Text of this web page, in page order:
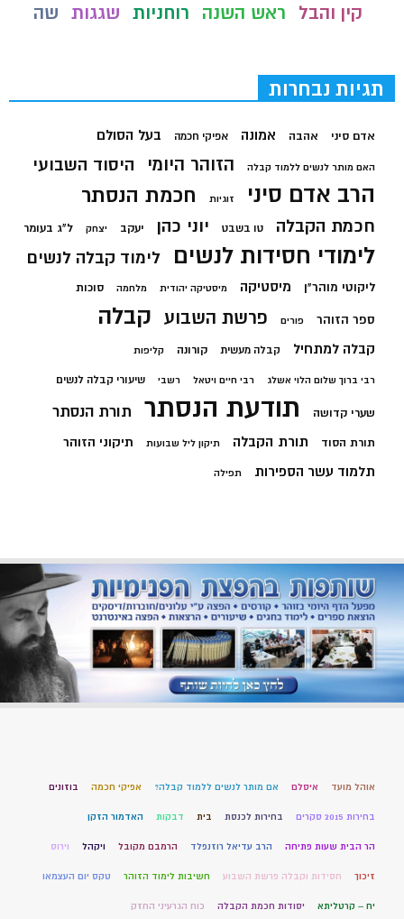
קין והבל
ראש השנה רוחניות שגגות שה
תגיות נבחרות
אדם סיני אהבה אמונה אפיקי חכמה בעל הסולם
האם מותר לנשים ללמוד קבלה הזוהר היומי היסוד השבועי
הרב אדם סיני זוגיות חכמת הנסתר
חכמת הקבלה טו בשבט יוני כהן יעקב יצחק ל"ג בעומר
לימודי חסידות לנשים לימוד קבלה לנשים
ליקוטי מוהר"ן מיסטיקה מיסטיקה יהודית מלחמה סוכות
ספר הזוהר פורים פרשת השבוע קבלה
קבלה למתחיל קבלה מעשית קורונה קליפות
רבי ברוך שלום הלוי אשלג רבי חיים ויטאל רשבי שיעורי קבלה לנשים
שערי קדושה תודעת הנסתר תורת הנסתר
תורת הסוד תורת הקבלה תיקון ליל שבועות תיקוני הזוהר
תלמוד עשר הספירות תפילה
אוהל מועד איסלם אם מותר לנשים ללמוד קבלה? אפיקי חכמה בוזונים
בחירות 2015 סקרים בחירות לכנסת בית דבקות האדמור הזקן
הר הבית שעות פתיחה הרב עדיאל רוזנפלד הרמבם מקובל ויקהל וירוס
זיכוך חסידות וקבלה פרשת השבוע חשיבות לימוד הזוהר טקס יום העצמאו
יח – קרטליתא יסודות חכמת הקבלה כוח הגרעיני החזק